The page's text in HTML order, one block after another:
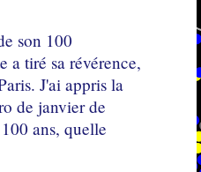
son 100
a tiré sa révérence,
J'ai appris la
de janvier de
ans, quelle